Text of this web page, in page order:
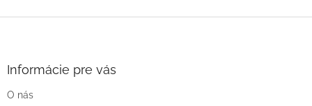
Informácie pre vás
O nás